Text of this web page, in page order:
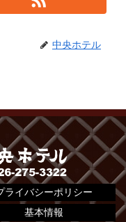
中央ホテル
ライバシーポリシー
基本情報